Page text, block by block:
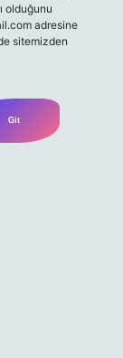
olduğunu
adresine
sitemizden